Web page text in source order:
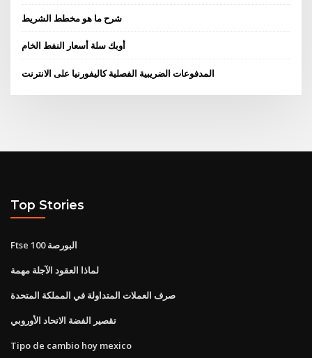
شرح ما هو مخطط الشريط
أوبك سلة أسعار النفط الخام
المدفوعات الضريبية الفصلية كاليفورنيا على الانترنت
Top Stories
Ftse 100 البورصة
لماذا العقود الآجلة مهمة
صرف العملات المتداولة في المملكة المتحدة
تقصير الفضة الاتحاد الأوروبي
Tipo de cambio hoy mexico